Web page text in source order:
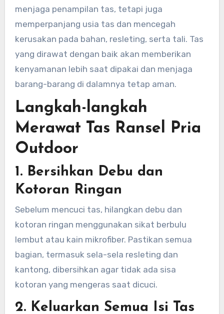
menjaga penampilan tas, tetapi juga
memperpanjang usia tas dan mencegah
kerusakan pada bahan, resleting, serta tali. Tas
yang dirawat dengan baik akan memberikan
kenyamanan lebih saat dipakai dan menjaga
barang-barang di dalamnya tetap aman.
Langkah-langkah
Merawat Tas Ransel Pria
Outdoor
1. Bersihkan Debu dan
Kotoran Ringan
Sebelum mencuci tas, hilangkan debu dan
kotoran ringan menggunakan sikat berbulu
lembut atau kain mikrofiber. Pastikan semua
bagian, termasuk sela-sela resleting dan
kantong, dibersihkan agar tidak ada sisa
kotoran yang mengeras saat dicuci.
2. Keluarkan Semua Isi Tas